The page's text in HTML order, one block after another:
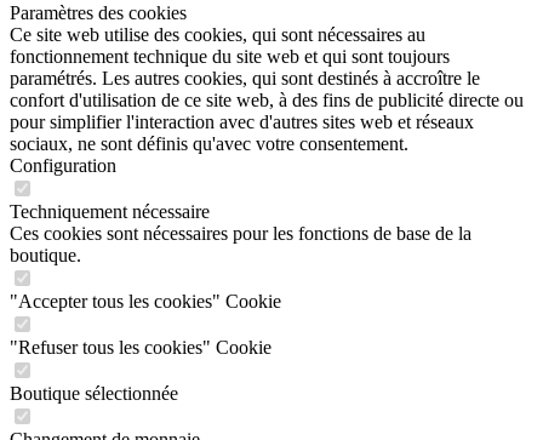
Paramètres des cookies
Ce site web utilise des cookies, qui sont nécessaires au
fonctionnement technique du site web et qui sont toujours
paramétrés. Les autres cookies, qui sont destinés à accroître le
confort d'utilisation de ce site web, à des fins de publicité directe ou
pour simplifier l'interaction avec d'autres sites web et réseaux
sociaux, ne sont définis qu'avec votre consentement.
Configuration
Techniquement nécessaire
Ces cookies sont nécessaires pour les fonctions de base de la
boutique.
"Accepter tous les cookies" Cookie
"Refuser tous les cookies" Cookie
Boutique sélectionnée